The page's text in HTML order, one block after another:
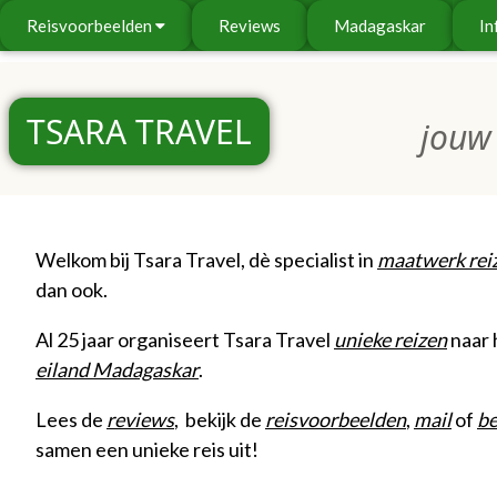
Reisvoorbeelden Reviews Madagaskar
TSARA TRAVEL
Welkom bij Tsara Travel, dè specialist in maatwerk
dan ook.
Al 25 jaar organiseert Tsara Travel unieke reizennaar
eiland Madagaskar.
Lees de reviews, bekijk de reisvoorbeelden, mailof
samen een unieke reis uit!